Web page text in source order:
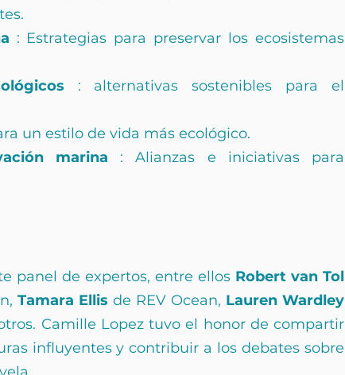
: Estrategias para preservar los ecosistemas
: alternativas sostenibles para el
un estilo de vida más ecológico.
marina : Alianzas e iniciativas para
panel de expertos, entre ellos Robert van Tol
Tamara Ellis de REV Ocean, Lauren Wardley
Camille Lopez tuvo el honor de compartir
influyentes y contribuir a los debates sobre